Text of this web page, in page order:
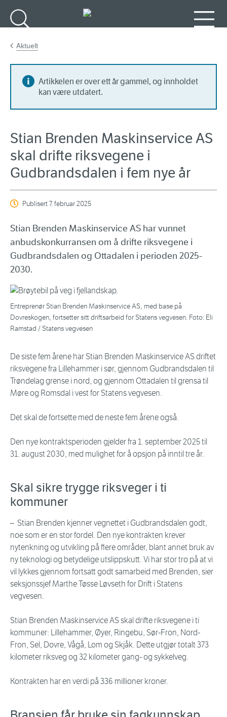
Aktuelt
Artikkelen er over ett år gammel, og innholdet
kan være utdatert.
Stian Brenden Maskinservice AS
skal drifte riksvegene i
Gudbrandsdalen i fem nye år
Publisert7. februar 2025
Stian Brenden Maskinservice AS har vunnet
anbudskonkurransen om å drifte riksvegene i
Gudbrandsdalen og Ottadalen i perioden 2025-
2030.
Entreprenør Stian Brenden Maskinservice AS, med base på
Dovreskogen, fortsetter sitt driftsarbeid for Statens vegvesen. Foto: Eli
Ramstad / Statens vegvesen
De siste fem årene har Stian Brenden Maskinservice AS driftet
riksvegene fra Lillehammer i sør, gjennom Gudbrandsdalen til
Trøndelag grense i nord, og gjennom Ottadalen til grensa til
Møre og Romsdal i vest for Statens vegvesen.
Det skal de fortsette med de neste fem årene også.
Den nye kontraktsperioden gjelder fra 1. september 2025 til
31. august 2030, med mulighet for å opsjon på inntil tre år.
Skal sikre trygge riksveger i ti
kommuner
– Stian Brenden kjenner vegnettet i Gudbrandsdalen godt,
noe som er en stor fordel. Den nye kontrakten krever
nytenkning og utvikling på flere områder, blant annet bruk av
ny teknologi og betydelige utslippskutt. Vi har stor tro på at vi
vil lykkes gjennom fortsatt godt samarbeid med Brenden, sier
seksjonssjef Marthe Tøsse Løvseth for Drift i Statens
vegvesen.
Stian Brenden Maskinservice AS skal drifte riksvegene i ti
kommuner: Lillehammer, Øyer, Ringebu, Sør-Fron, Nord-
Fron, Sel, Dovre, Vågå, Lom og Skjåk. Dette utgjør totalt 373
kilometer riksveg og 32 kilometer gang- og sykkelveg.
Kontrakten har en verdi på 336 millioner kroner.